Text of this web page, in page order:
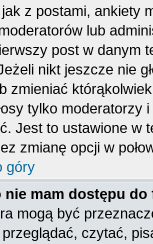
z postami, ankiety
lub
post w danym
nikt jeszcze nie
zmieniać
tylko moderatorzy
Jest to ustawione w
zmianę opcji w
góry
nie mam dostępu
mogą być
czytać,